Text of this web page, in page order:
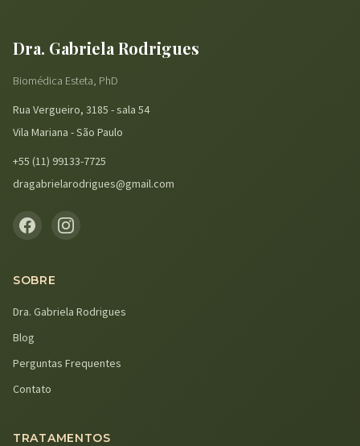
Dra. Gabriela Rodrigues
Biomédica Esteta, PhD
Rua Vergueiro, 3185 - sala 54
Vila Mariana - São Paulo
+55 (11) 99133-7725
dragabrielarodrigues@gmail.com
SOBRE
Dra. Gabriela Rodrigues
Blog
Perguntas Frequentes
Contato
TRATAMENTOS